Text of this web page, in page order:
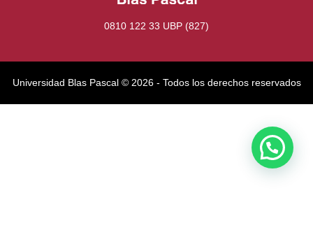
0810 122 33 UBP (827)
Universidad Blas Pascal ©️ 2026 - Todos los derechos reservados